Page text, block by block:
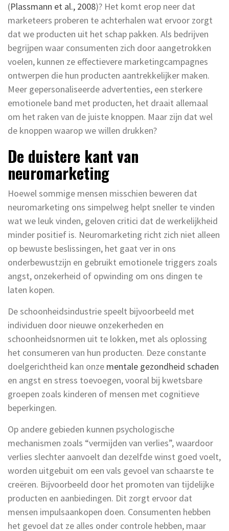
(Plassmann et al., 2008)? Het komt erop neer dat
marketeers proberen te achterhalen wat ervoor zorgt
dat we producten uit het schap pakken. Als bedrijven
begrijpen waar consumenten zich door aangetrokken
voelen, kunnen ze effectievere marketingcampagnes
ontwerpen die hun producten aantrekkelijker maken.
Meer gepersonaliseerde advertenties, een sterkere
emotionele band met producten, het draait allemaal
om het raken van de juiste knoppen. Maar zijn dat wel
de knoppen waarop we willen drukken?
De duistere kant van
neuromarketing
Hoewel sommige mensen misschien beweren dat
neuromarketing ons simpelweg helpt sneller te vinden
wat we leuk vinden, geloven critici dat de werkelijkheid
minder positief is. Neuromarketing richt zich niet alleen
op bewuste beslissingen, het gaat ver in ons
onderbewustzijn en gebruikt emotionele triggers zoals
angst, onzekerheid of opwinding om ons dingen te
laten kopen.
De schoonheidsindustrie speelt bijvoorbeeld met
individuen door nieuwe onzekerheden en
schoonheidsnormen uit te lokken, met als oplossing
het consumeren van hun producten. Deze constante
doelgerichtheid kan onze mentale gezondheid schaden
en angst en stress toevoegen, vooral bij kwetsbare
groepen zoals kinderen of mensen met cognitieve
beperkingen.
Op andere gebieden kunnen psychologische
mechanismen zoals “vermijden van verlies”, waardoor
verlies slechter aanvoelt dan dezelfde winst goed voelt,
worden uitgebuit om een vals gevoel van schaarste te
creëren. Bijvoorbeeld door het promoten van tijdelijke
producten en aanbiedingen. Dit zorgt ervoor dat
mensen impulsaankopen doen. Consumenten hebben
het gevoel dat ze alles onder controle hebben, maar